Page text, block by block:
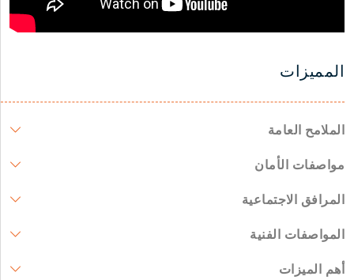
المميزات
الملامح العامة
مواصفات الأمان
المرافق الاجتماعية
المواصفات الفنية
أهم الميزات